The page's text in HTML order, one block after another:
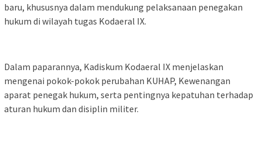
baru, khususnya dalam mendukung pelaksanaan penegakan
hukum di wilayah tugas Kodaeral IX.
Dalam paparannya, Kadiskum Kodaeral IX menjelaskan
mengenai pokok-pokok perubahan KUHAP, Kewenangan
aparat penegak hukum, serta pentingnya kepatuhan terhadap
aturan hukum dan disiplin militer.